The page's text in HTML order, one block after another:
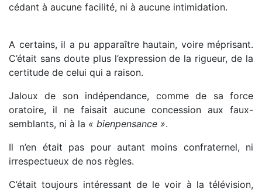
cédant à aucune facilité, ni à aucune intimidation.
A certains, il a pu apparaître hautain, voire méprisant.
C’était sans doute plus l’expression de la rigueur, de la
certitude de celui qui a raison.
Jaloux de son indépendance, comme de sa force
oratoire, il ne faisait aucune concession aux faux-
semblants, ni à la « bienpensance ».
Il n’en était pas pour autant moins confraternel, ni
irrespectueux de nos règles.
C’était toujours intéressant de le voir à la télévision,